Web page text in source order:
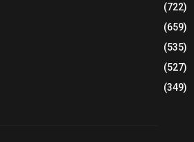
(722)
(659)
(535)
(527)
(349)